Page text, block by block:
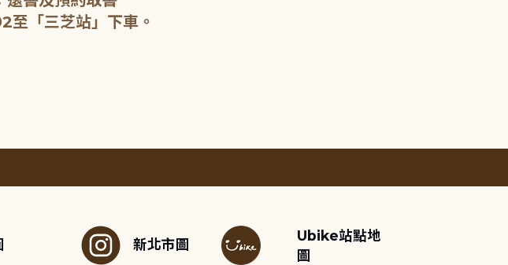
「三芝站」下車。
新北市圖
Ubike站點地
圖